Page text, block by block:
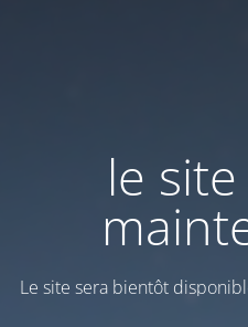
le
Le site sera bientôt